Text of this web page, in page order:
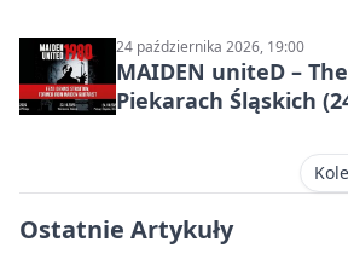
24 października 2026, 19:00
MAIDEN uniteD –
Piekarach Śląskich
Ostatnie Artykuły